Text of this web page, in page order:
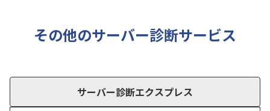
その他のサーバー診断サービス
サーバー診断エクスプレス